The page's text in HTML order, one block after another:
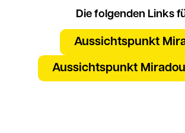
Die folgenden Links
Aussichtspunkt
Aussichtspunkt